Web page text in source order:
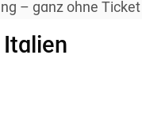
– ganz ohne